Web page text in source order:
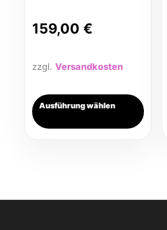
zzgl. Versandkosten
159,00 €
Ausführung wählen
werden